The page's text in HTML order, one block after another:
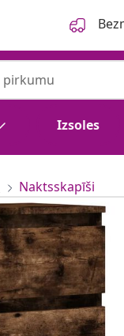
Izsoles
Naktsskapīši